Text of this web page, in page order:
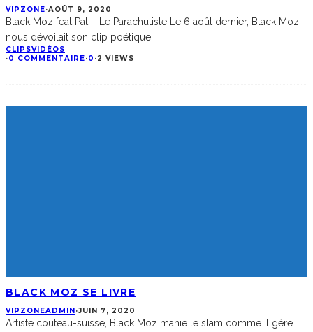
VIPZONE·AOÛT 9, 2020
Black Moz feat Pat – Le Parachutiste Le 6 août dernier, Black Moz
nous dévoilait son clip poétique
CLIPSVIDÉOS
·0 COMMENTAIRE·0 ·2 VIEWS
BLACK MOZ SE LIVRE
VIPZONEADMIN ·JUIN 7, 2020
Artiste couteau-suisse, Black Moz manie le slam comme il gère